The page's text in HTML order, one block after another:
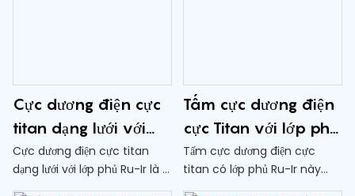
Cực dương điện cực
titan dạng lưới với
lớp phủ Ru-Ir
Cực dương điện cực titan
dạng lưới với lớp phủ Ru-Ir là ​​
thành phần có độ bền cao và
Tấm cực dương điện
cực Titan với lớp phủ
Ru-Ir dùng trong
công nghiệp
Tấm cực dương điện cực
titan có lớp phủ Ru-Ir này
được thiết kế để sử dụng